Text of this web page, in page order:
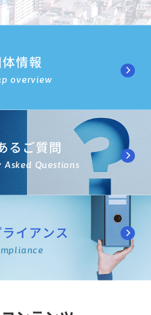
情報
overview
るご質問
Questions
イアンス